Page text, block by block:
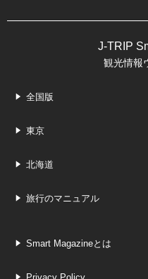
J-TRIP
観光情報
全国版
東京
北海道
旅行のマニュアル
Smart Magazineとは